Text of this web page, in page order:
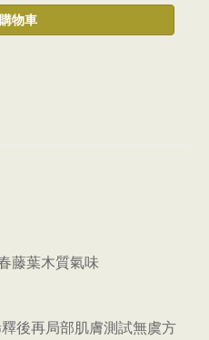
物車
藤葉木質氣味
後再局部肌膚測試無虞方